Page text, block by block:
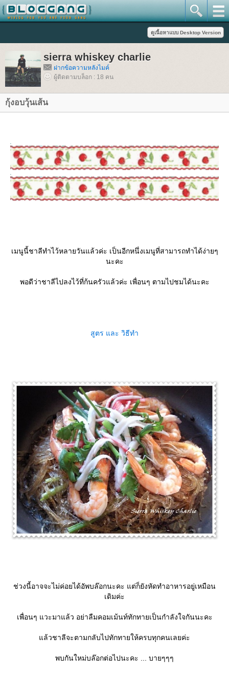
sierra whiskey charlie
ฝากข้อความหลังไมค์
ผู้ติดตามบล็อก : 18 คน
กุ้งอบวุ้นเส้น
เมนูนี้ชาลีทำไว้หลายวันแล้วค่ะ เป็นอีกหนึ่งเมนูที่สามารถทำได้ง่ายๆ
นะคะ
พอดีว่าชาลีไปลงไว้ที่ก้นครัวแล้วค่ะ เพื่อนๆ ตามไปชมได้นะคะ
สูตร และ วิธีทำ
ช่วงนี้อาจจะไม่ค่อยได้อัพบล๊อกนะคะ แต่ก็ยังหัดทำอาหารอยู่เหมือน
เดิมค่ะ
เพื่อนๆ แวะมาแล้ว อย่าลืมคอมเม้นท์ทักทายเป็นกำลังใจกันนะคะ
ล้วชาลีจะตามกลับไปทักทายให้ครบทุกคนเลยค่ะ
พบกันใหม่บล๊อกต่อไปนะคะ ... บายๆๆๆ